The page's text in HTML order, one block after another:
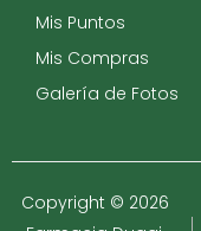
Mis Puntos
Mis Compras
Galería de Fotos
Copyright © 2026